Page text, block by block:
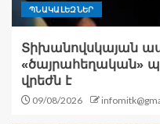
ՊՆԱԿԱԼԵԶՆԵՐ
Տիխանովսկայան
«ծայրահեղական»
վրեժն է
09/08/2026